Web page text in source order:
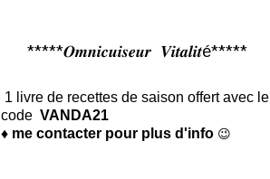
*****𝑶𝒎𝒏𝒊𝒄𝒖𝒊𝒔𝒆𝒖𝒓 𝑽𝒊𝒕𝒂𝒍𝒊𝒕é*****
1 livre de recettes de saison offertavec le
code VANDA21
♦ me contacter pour plus d'info 😉